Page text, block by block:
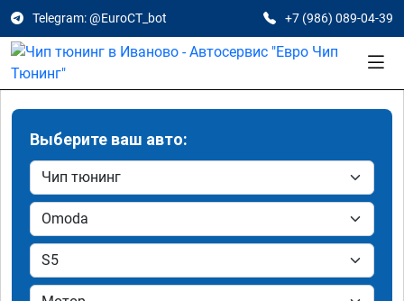
Telegram: @EuroCT_bot +7 (986) 089-04-39
Выберите ваш авто: